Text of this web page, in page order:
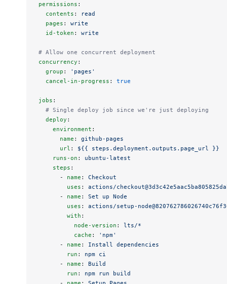
permissions :
  contents
:
read
  pages
: write
  id-token
: write
# Allow one concurrent deployment
concurrency :
  group
:
'pages'
  cancel-in-progress
: true
jobs :
  # Single deploy job since we're just deploying
  deploy
:
    environment
:
      name
: github-pages
      url
: ${{ steps.deployment.outputs.page_url }}
    runs-on
: ubuntu-latest
    steps
:
      -
name : Checkout
        uses
: actions/
      -
name : Set up Node
        uses
: actions/setup-
        with
:
          node-version
: lts/*
          cache
:
'npm'
      -
name : Install dependencies
        run
: npm ci
      -
name : Build
        run
: npm run build